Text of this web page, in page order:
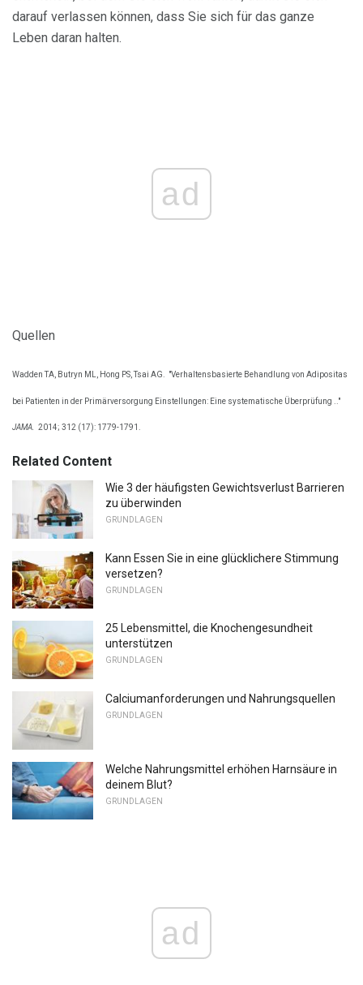
darauf verlassen können, dass Sie sich für das ganze
Leben daran halten.
ad
Quellen
Wadden TA, Butryn ML, Hong PS, Tsai AG. "Verhaltensbasierte Behandlung von Adipositas
bei Patienten in der Primärversorgung Einstellungen: Eine systematische Überprüfung .."
JAMA. 2014; 312 (17): 1779-1791.
Related Content
Wie 3 der häufigsten Gewichtsverlust Barrieren
zu überwinden
GRUNDLAGEN
Kann Essen Sie in eine glücklichere Stimmung
versetzen?
GRUNDLAGEN
25 Lebensmittel, die Knochengesundheit
unterstützen
GRUNDLAGEN
Calciumanforderungen und Nahrungsquellen
GRUNDLAGEN
Welche Nahrungsmittel erhöhen Harnsäure in
deinem Blut?
GRUNDLAGEN
ad